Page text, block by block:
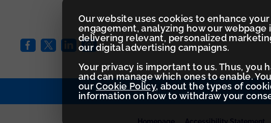
Our website uses cookies to enhance
engagement, analyzing how our
delivering relevant, personalized
our digital advertising campaigns.
Your privacy is important to us. Thus,
and can manage which ones to enable.
ourCookie Policy, about the types of
information on how to withdraw your